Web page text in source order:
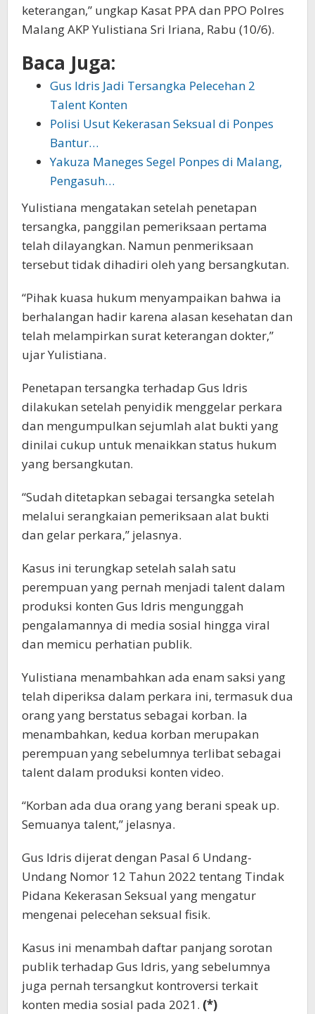
keterangan,” ungkap Kasat PPA dan PPO Polres
Malang AKP Yulistiana Sri Iriana, Rabu (10/6).
Baca Juga:
Gus Idris Jadi Tersangka Pelecehan 2
Talent Konten
Polisi Usut Kekerasan Seksual di Ponpes
Bantur…
Yakuza Maneges Segel Ponpes di Malang,
Pengasuh…
Yulistiana mengatakan setelah penetapan
tersangka, panggilan pemeriksaan pertama
telah dilayangkan. Namun penmeriksaan
tersebut tidak dihadiri oleh yang bersangkutan.
“Pihak kuasa hukum menyampaikan bahwa ia
berhalangan hadir karena alasan kesehatan dan
telah melampirkan surat keterangan dokter,”
ujar Yulistiana.
Penetapan tersangka terhadap Gus Idris
dilakukan setelah penyidik menggelar perkara
dan mengumpulkan sejumlah alat bukti yang
dinilai cukup untuk menaikkan status hukum
yang bersangkutan.
“Sudah ditetapkan sebagai tersangka setelah
melalui serangkaian pemeriksaan alat bukti
dan gelar perkara,” jelasnya.
Kasus ini terungkap setelah salah satu
perempuan yang pernah menjadi talent dalam
produksi konten Gus Idris mengunggah
pengalamannya di media sosial hingga viral
dan memicu perhatian publik.
Yulistiana menambahkan ada enam saksi yang
telah diperiksa dalam perkara ini, termasuk dua
orang yang berstatus sebagai korban. Ia
menambahkan, kedua korban merupakan
perempuan yang sebelumnya terlibat sebagai
talent dalam produksi konten video.
“Korban ada dua orang yang berani speak up.
Semuanya talent,” jelasnya.
Gus Idris dijerat dengan Pasal 6 Undang-
Undang Nomor 12 Tahun 2022 tentang Tindak
Pidana Kekerasan Seksual yang mengatur
mengenai pelecehan seksual fisik.
Kasus ini menambah daftar panjang sorotan
publik terhadap Gus Idris, yang sebelumnya
juga pernah tersangkut kontroversi terkait
konten media sosial pada 2021. (*)